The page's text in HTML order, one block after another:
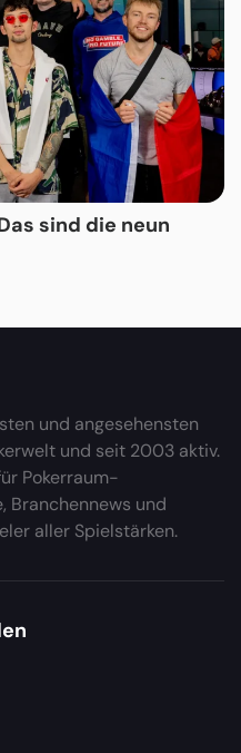
sind die neun
und angesehensten
und seit 2003 aktiv.
Pokerraum-
Branchennews und
aller Spielstärken.